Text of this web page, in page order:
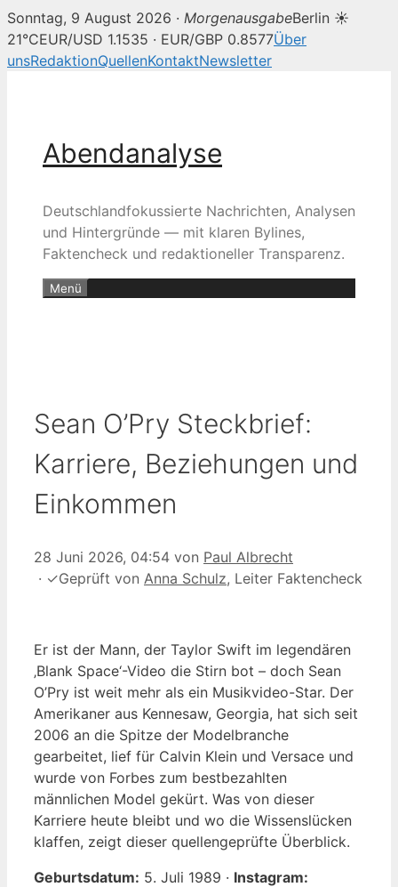
Sonntag, 9 August 2026 · MorgenausgabeBerlin ☀
21°CEUR/USD 1.1535 · EUR/GBP 0.8577Über
unsRedaktionQuellenKontaktNewsletter
Abendanalyse
Deutschlandfokussierte Nachrichten, Analysen
und Hintergründe — mit klaren Bylines,
Faktencheck und redaktioneller Transparenz.
Menü
Sean O’Pry Steckbrief:
Karriere, Beziehungen und
Einkommen
28 Juni 2026, 04:54 von Paul Albrecht
· ✓Geprüft von Anna Schulz, Leiter Faktencheck
Er ist der Mann, der Taylor Swift im legendären
‚Blank Space‘-Video die Stirn bot – doch Sean
O’Pry ist weit mehr als ein Musikvideo-Star. Der
Amerikaner aus Kennesaw, Georgia, hat sich seit
2006 an die Spitze der Modelbranche
gearbeitet, lief für Calvin Klein und Versace und
wurde von Forbes zum bestbezahlten
männlichen Model gekürt. Was von dieser
Karriere heute bleibt und wo die Wissenslücken
klaffen, zeigt dieser quellengeprüfte Überblick.
Geburtsdatum: 5. Juli 1989 · Instagram: